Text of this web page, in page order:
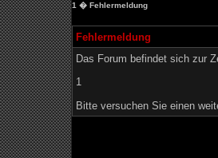
1 � Fehlermeldung
Fehlermeldung
Das Forum befindet sich zur
1
Bitte versuchen Sie einen